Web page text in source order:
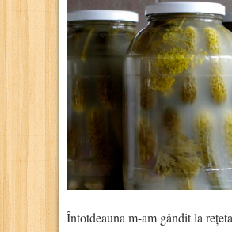
Întotdeauna m-am gândit la